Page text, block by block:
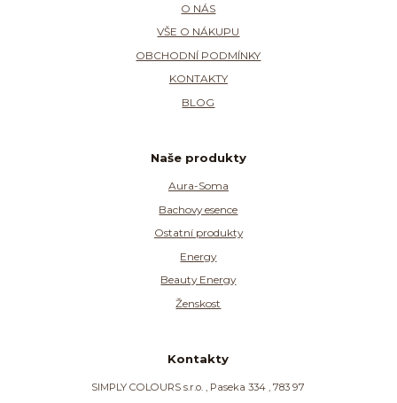
O NÁS
VŠE O NÁKUPU
OBCHODNÍ PODMÍNKY
KONTAKTY
BLOG
Naše produkty
Aura-Soma
Bachovy esence
Ostatní produkty
Energy
Beauty Energy
Ženskost
Kontakty
SIMPLY COLOURS s.r.o. , Paseka 334 , 783 97